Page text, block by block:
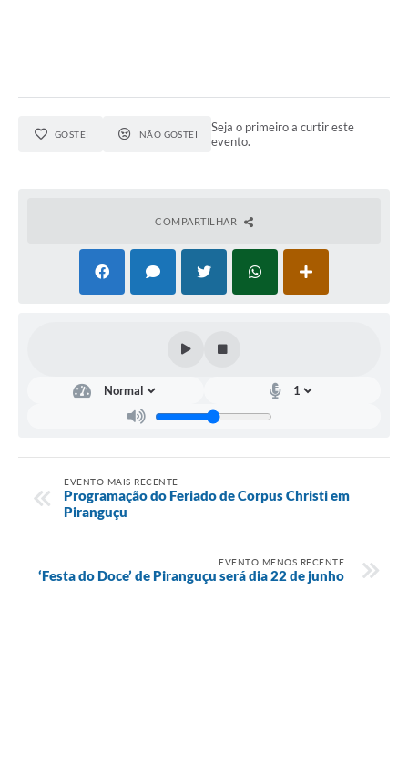
GOSTEI NÃO GOSTEI
Seja o primeiro a curtir este
evento.
COMPARTILHAR
EVENTO MAIS RECENTE
Programação do Feriado de Corpus Christi em
Piranguçu
EVENTO MENOS RECENTE
‘Festa do Doce’ de Piranguçu será dia 22 de junho